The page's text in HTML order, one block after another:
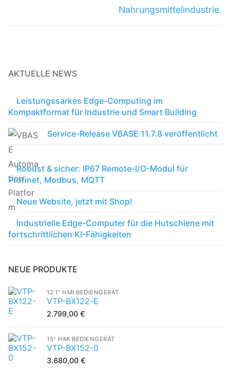
Nahrungsmittelindustrie.
AKTUELLE NEWS
Leistungssarkes Edge-Computing im
Kompaktformat für Industrie und Smart Building
Service-Release VBASE 11.7.8 veröffentlicht
Robust & sicher: IP67 Remote-I/O-Modul für
Profinet, Modbus, MQTT
Neue Website, jetzt mit Shop!
Industrielle Edge-Computer für die Hutschiene mit
fortschrittlichen KI-Fähigkeiten
NEUE PRODUKTE
12.1" HMI BEDIENGERÄT
VTP-BX122-E
2.799,00 €
15" HMI BEDIENGERÄT
VTP-BX152-0
3.680,00 €